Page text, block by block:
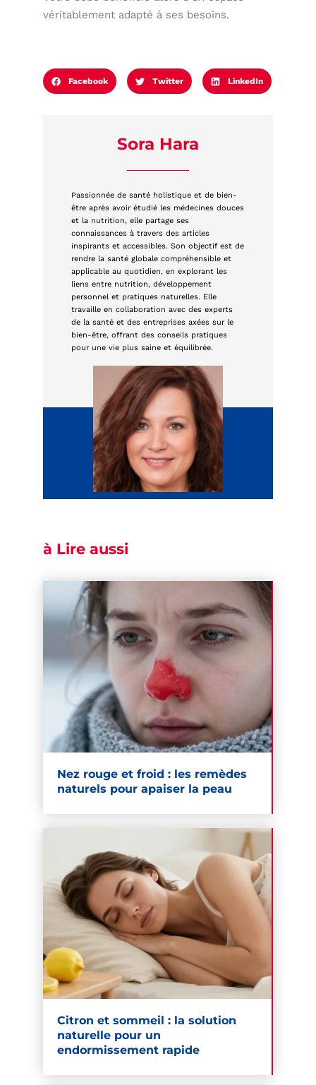
véritablement adapté à ses besoins.
Facebook Twitter LinkedIn
Sora Hara
Passionnée de santé holistique et de bien-
être après avoir étudié les médecines douces
et la nutrition, elle partage ses
connaissances à travers des articles
inspirants et accessibles. Son objectif est de
rendre la santé globale compréhensible et
applicable au quotidien, en explorant les
liens entre nutrition, développement
personnel et pratiques naturelles. Elle
travaille en collaboration avec des experts
de la santé et des entreprises axées sur le
bien-être, offrant des conseils pratiques
pour une vie plus saine et équilibrée.
à Lire aussi
Nez rouge et froid : les remèdes
naturels pour apaiser la peau
Citron et sommeil : la solution
naturelle pour un
endormissement rapide